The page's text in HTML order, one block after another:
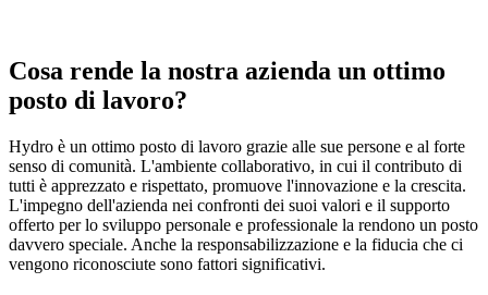
Cosa rende la nostra azienda un ottimo
posto di lavoro?
Hydro è un ottimo posto di lavoro grazie alle sue persone e al forte
senso di comunità. L'ambiente collaborativo, in cui il contributo di
tutti è apprezzato e rispettato, promuove l'innovazione e la crescita.
L'impegno dell'azienda nei confronti dei suoi valori e il supporto
offerto per lo sviluppo personale e professionale la rendono un posto
davvero speciale. Anche la responsabilizzazione e la fiducia che ci
vengono riconosciute sono fattori significativi.